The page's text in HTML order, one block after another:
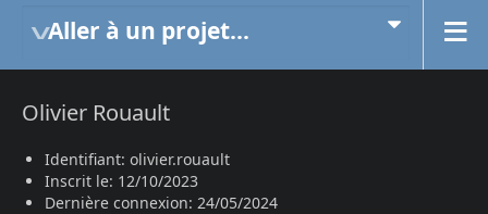
Aller à un projet...
Olivier Rouault
Identifiant: olivier.rouault
Inscrit le: 12/10/2023
Dernière connexion: 24/05/2024